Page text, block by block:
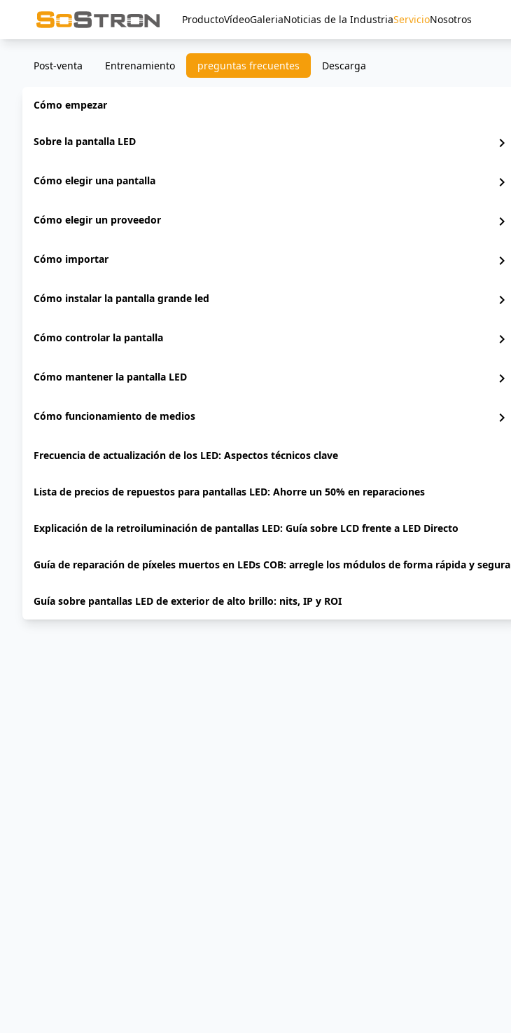
ProductoVídeoGaleriaNoticias de la IndustriaServicioNosotros
Post-venta Entrenamiento preguntas frecuentes Descarga
Cómo empezar
Sobre la pantalla LED chevron_right
Cómo elegir una pantalla chevron_right
Cómo elegir un proveedor chevron_right
Cómo importar chevron_right
Cómo instalar la pantalla grande led chevron_right
Cómo controlar la pantalla chevron_right
Cómo mantener la pantalla LED chevron_right
Cómo funcionamiento de medios chevron_right
Frecuencia de actualización de los LED: Aspectos técnicos clave
Lista de precios de repuestos para pantallas LED: Ahorre un 50% en reparaciones
Explicación de la retroiluminación de pantallas LED: Guía sobre LCD frente a LED Directo
Guía de reparación de píxeles muertos en LEDs COB: arregle los módulos de forma rápida y segura
Guía sobre pantallas LED de exterior de alto brillo: nits, IP y ROI